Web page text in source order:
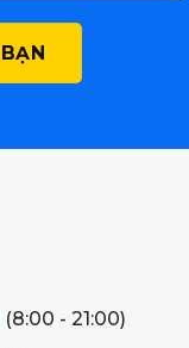
(8:00 - 21:00)